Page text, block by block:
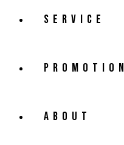
SERVICE
PROMOTION
ABOUT